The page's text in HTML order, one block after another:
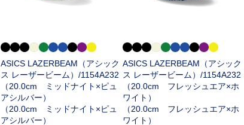
ASICS LAZERBEAM（アシック
ス レーザービーム）/1154A232
（20.0cm ミッドナイト×ピュ
アシルバー）
（20.0cm ミッドナイト×ピュ
アシルバー）
ASICS LAZERBEAM（アシック
ス レーザービーム）/1154A232
（20.0cm フレッシュエア×ホ
ワイト）
（20.0cm フレッシュエア×ホ
ワイト）